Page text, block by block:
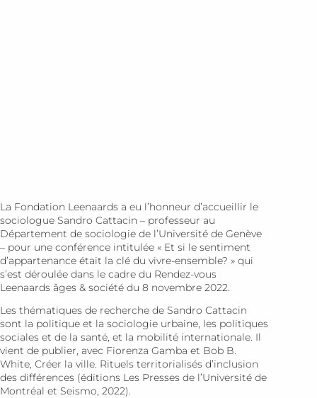
La Fondation Leenaards a eu l’honneur d’accueillir le
sociologue Sandro Cattacin – professeur au
Département de sociologie de l’Université de Genève
– pour une conférence intitulée « Et si le sentiment
d’appartenance était la clé du vivre-ensemble? » qui
s’est déroulée dans le cadre du Rendez-vous
Leenaards âges & société du 8 novembre 2022.
Les thématiques de recherche de Sandro Cattacin
sont la politique et la sociologie urbaine, les politiques
sociales et de la santé, et la mobilité internationale. Il
vient de publier, avec Fiorenza Gamba et Bob B.
White, Créer la ville. Rituels territorialisés d’inclusion
des différences (éditions Les Presses de l’Université de
Montréal et Seismo, 2022).